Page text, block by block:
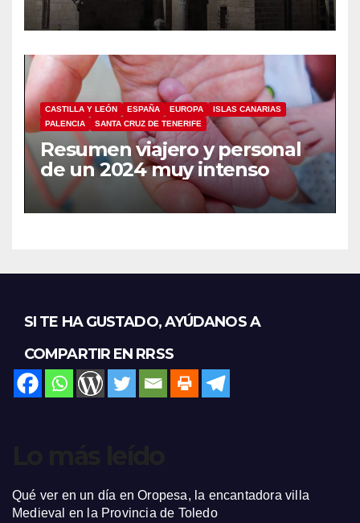
CASTILLA Y LEÓN ESPAÑA EUROPA
ISLAS CANARIAS
PALENCIA
SANTA CRUZ DE TENERIFE
Resumen viajero y personal
de un 2024 muy intenso
SI TE HA GUSTADO, AYÚDANOS A
COMPARTIR EN RRSS
Qué ver en un día en Oropesa, la encantadora villa
Medieval en la Provincia de Toledo